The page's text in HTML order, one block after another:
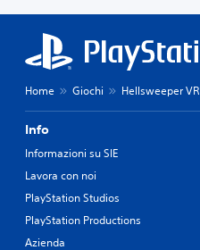
Home Giochi Hellsweeper VR
Info
Informazioni su SIE
Lavora con noi
PlayStation Studios
PlayStation Productions
Azienda